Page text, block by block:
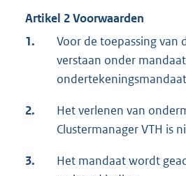
Artikel 2 Voorwaarden
1.
Voor de toepassing van
verstaan onder
2.
Het verlenen van
Clustermanager VTH is
3.
Het mandaat wordt